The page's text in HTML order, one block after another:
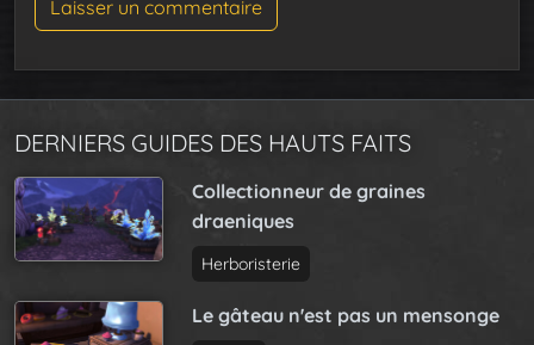
DERNIERS GUIDES DES HAUTS FAITS
Collectionneur de graines
draeniques
Herboristerie
Le gâteau n'est pas un mensonge